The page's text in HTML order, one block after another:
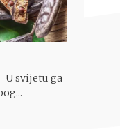
U svijetu ga